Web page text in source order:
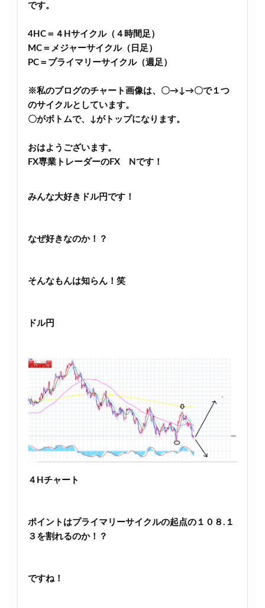
です。
4HC＝４Hサイクル（４時間足）
MC＝メジャーサイクル（日足）
PC＝プライマリーサイクル（週足）
※私のブログのチャート画像は、〇→↓→〇で１つ
のサイクルとしています。
〇がボトムで、↓がトップになります。
おはようございます。
FX専業トレーダーのFX Nです！
みんな大好きドル円です！
なぜ好きなのか！？
そんなもんは知らん！笑
ドル円
４Hチャート
ポイントはプライマリーサイクルの起点の１０８.１
３を割れるのか！？
ですね！